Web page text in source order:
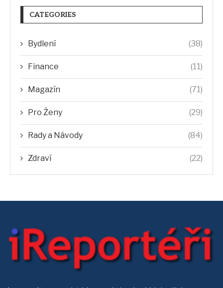
CATEGORIES
Bydlení (38)
Finance (11)
Magazín (71)
Pro Ženy (29)
Rady a Návody (84)
Zdraví (22)